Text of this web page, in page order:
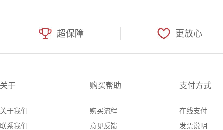
超保障 更放心
关于
关于我们
联系我们
购买帮助
购买流程
意见反馈
支付方式
在线支付
发票说明